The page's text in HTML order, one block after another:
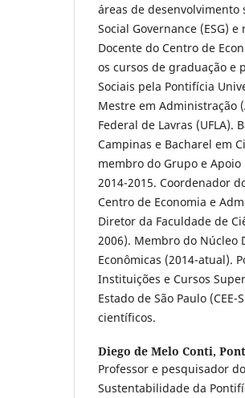
áreas de
Social Governance (ESG)
Docente do Centro de
os cursos de graduação e
Sociais pela Pontifícia
Mestre em Administração
Federal de Lavras (UFLA).
Campinas e Bacharel em
membro do Grupo e Apoio
2014-2015. Coordenador
Centro de Economia e
Diretor da Faculdade de
2006). Membro do Núcleo
Econômicas (2014-atual).
Instituições e Cursos
Estado de São Paulo
científicos.
Diego de Melo Conti,
Professor e pesquisador
Sustentabilidade da